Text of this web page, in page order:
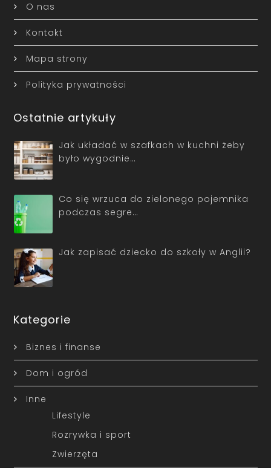
O nas
Kontakt
Mapa strony
Polityka prywatności
Ostatnie artykuły
Jak układać w szafkach w kuchni żeby
było wygodnie…
Co się wrzuca do zielonego pojemnika
podczas segre…
Jak zapisać dziecko do szkoły w Anglii?
Kategorie
Biznes i finanse
Dom i ogród
Inne
Lifestyle
Rozrywka i sport
Zwierzęta